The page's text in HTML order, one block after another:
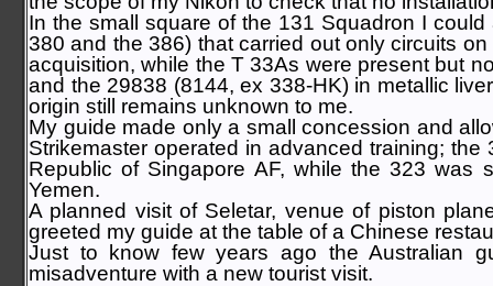
In the small square of the 131 Squadron I
380 and the 386) that carried out only circuits
acquisition, while the T 33As were present but
and the 29838 (8144, ex 338-HK) in metallic
origin still remains unknown to me.
My guide made only a small concession and
Strikemaster operated in advanced training;
Republic of Singapore AF, while the 323 was
Yemen.
A planned visit of Seletar, venue of piston
greeted my guide at the table of a Chinese
Just to know few years ago the Australian
misadventure with a new tourist visit.